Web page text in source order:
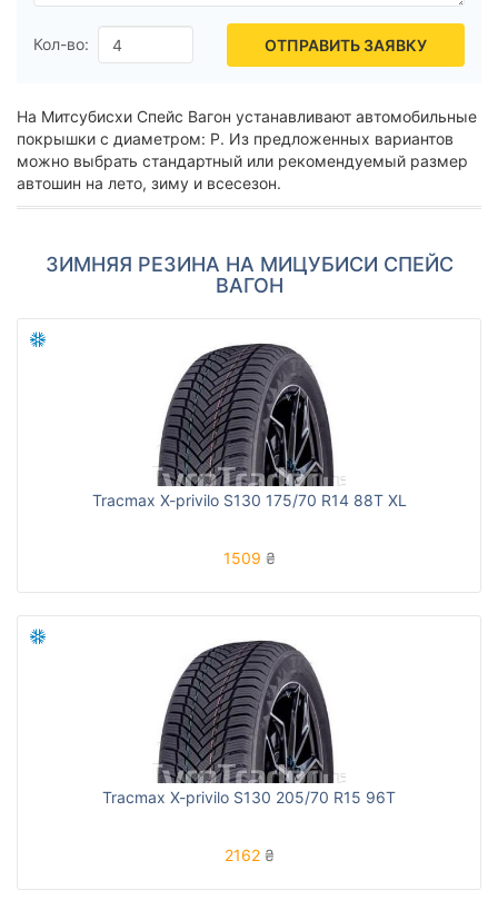
Кол-во: ОТПРАВИТЬ ЗАЯВКУ
Bridgestone
Все бренды
Тип транспортного средства
Усиленная шина
Подобрать
На Митсубисхи Спейс Вагон устанавливают автомобильные
покрышки с диаметром: Р. Из предложенных вариантов
можно выбрать стандартный или рекомендуемый размер
автошин на лето, зиму и всесезон.
ЗИМНЯЯ РЕЗИНА НА МИЦУБИСИ СПЕЙС
ВАГОН
Tracmax X-privilo S130 175/70 R14 88T XL
1509 ₴
Tracmax X-privilo S130 205/70 R15 96T
2162 ₴